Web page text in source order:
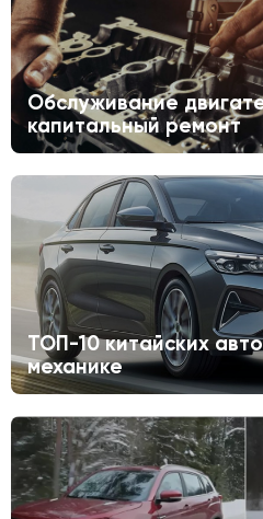
Обслуживание
капитальный ремонт
ТОП-10 китайских
механике